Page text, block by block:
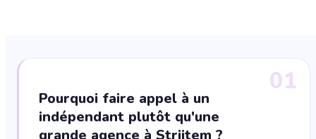
01
Pourquoi faire appel à un
indépendant plutôt qu'une